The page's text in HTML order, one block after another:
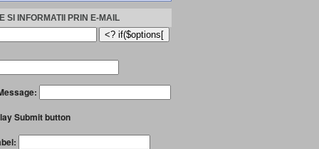
SI INFORMATII PRIN E-MAIL
Submit button